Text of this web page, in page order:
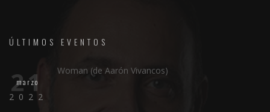
ÚLTIMOS EVENTOS
21
marzo
2022
Woman (de Aarón Vivancos)